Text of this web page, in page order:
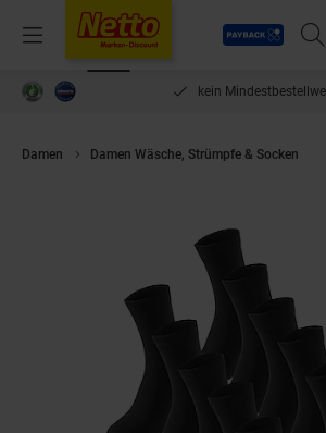
Menü
Payback
kein
Damen Damen Wäsche, Strümpfe & Socken